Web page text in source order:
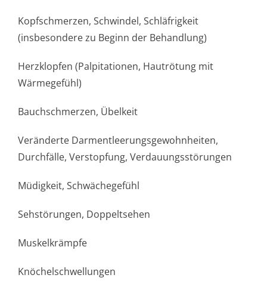
Kopfschmerzen, Schwindel, Schläfrigkeit
(insbesondere zu Beginn der Behandlung)
Herzklopfen (Palpitationen, Hautrötung mit
Wärmegefühl)
Bauchschmerzen, Übelkeit
Veränderte Darmentleerun­gsgewohnheiten,
Durchfälle, Verstopfung, Verdauungsstörungen
Müdigkeit, Schwächegefühl
Sehstörungen, Doppeltsehen
Muskelkrämpfe
Knöchelschwellungen